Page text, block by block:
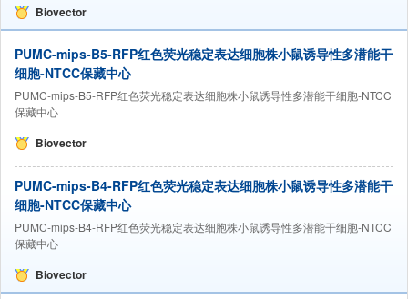
Biovector
PUMC-mips-B5-RFP红色荧光稳定表达细胞株小鼠诱导性多潜能干
细胞-NTCC保藏中心
PUMC-mips-B5-RFP红色荧光稳定表达细胞株小鼠诱导性多潜能干细胞-NTCC
保藏中心
Biovector
PUMC-mips-B4-RFP红色荧光稳定表达细胞株小鼠诱导性多潜能干
细胞-NTCC保藏中心
PUMC-mips-B4-RFP红色荧光稳定表达细胞株小鼠诱导性多潜能干细胞-NTCC
保藏中心
Biovector